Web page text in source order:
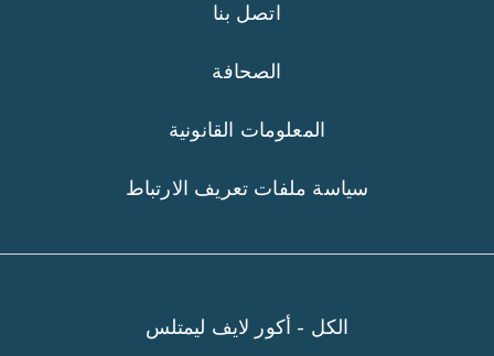
اتصل بنا
الصحافة
المعلومات القانونية
سياسة ملفات تعريف الارتباط
الكل - أكور لايف ليمتلس